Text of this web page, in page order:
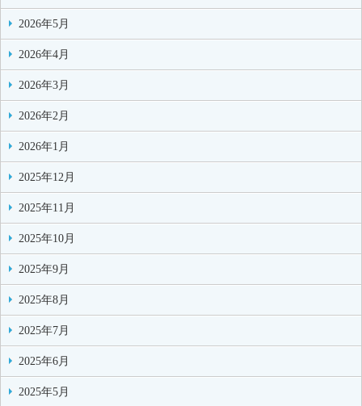
2026年5月
2026年4月
2026年3月
2026年2月
2026年1月
2025年12月
2025年11月
2025年10月
2025年9月
2025年8月
2025年7月
2025年6月
2025年5月